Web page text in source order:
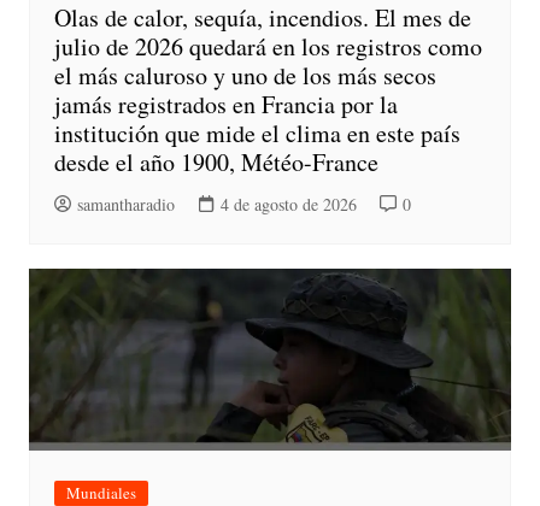
Olas de calor, sequía, incendios. El mes de
julio de 2026 quedará en los registros como
el más caluroso y uno de los más secos
jamás registrados en Francia por la
institución que mide el clima en este país
desde el año 1900, Météo-France
samantharadio 4 de agosto de 2026 0
Mundiales